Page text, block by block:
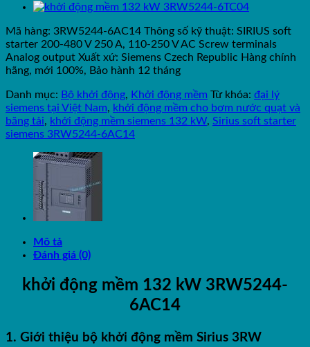
Mã hàng: 3RW5244-6AC14 Thông số kỹ thuật: SIRIUS soft
starter 200-480 V 250 A, 110-250 V AC Screw terminals
Analog output Xuất xứ: Siemens Czech Republic Hàng chính
hãng, mới 100%, Bảo hành 12 tháng
Danh mục: Bộ khởi động, Khởi động mềm Từ khóa: đại lý
siemens tại Việt Nam, khởi động mềm cho bơm nước quạt và
băng tải, khởi động mềm siemens 132 kW, Sirius soft starter
siemens 3RW5244-6AC14
Mô tả
Đánh giá (0)
khởi động mềm 132 kW 3RW5244-
6AC14
1. Giới thiệu bộ khởi động mềm Sirius 3RW